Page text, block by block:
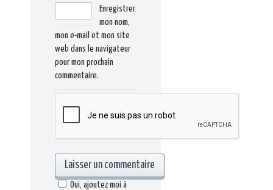
Enregistrer
mon nom,
mon e-mail et mon site
web dans le navigateur
pour mon prochain
commentaire.
Oui, ajoutez moi à